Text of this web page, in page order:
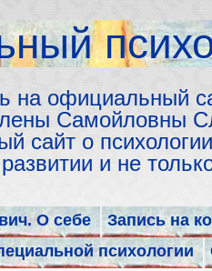
на официальный
Самойловны
сайт о
и не
О себе
Запись на
психологии